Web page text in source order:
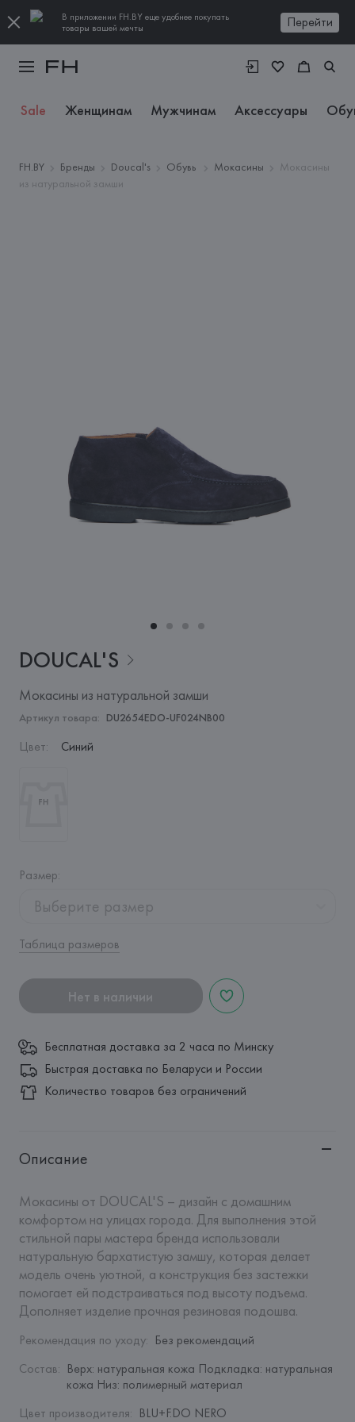
В приложении FH.BY еще удобнее покупать
товары вашей мечты
Перейти
Sale Женщинам Мужчинам Аксессуары
FH.BY Бренды Doucal's Обувь Мокасины
Мокасины
из натуральной замши
DOUCAL'S
Мокасины из натуральной замши
Артикул товара: DU2654EDO-UF024NB00
Цвет: Синий
Размер:
Выберите размер
Таблица размеров
Нет в наличии
Бесплатная доставка за 2 часа по Минску
Быстрая доставка по Беларуси и России
Количество товаров без ограничений
Описание
Мокасины от DOUCAL'S – дизайн с домашним
комфортом на улицах города. Для выполнения этой
стильной пары мастера бренда использовали
натуральную бархатистую замшу, которая делает
модель очень уютной, а конструкция без застежки
помогает ей подстраиваться под высоту подъема.
Дополняет изделие прочная резиновая подошва.
Рекомендация по уходу: Без рекомендаций
Состав: Верх: натуральная кожа Подкладка: натуральная
кожа Низ: полимерный материал
Цвет производителя: BLU+F.DO NERO